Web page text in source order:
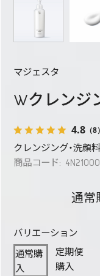
マジェスタ
Wクレンジ
4.8 （8）
クレンジング・洗顔料
商品コード: 4N21000
通常
バリエーション
通常購
入
定期便
購入